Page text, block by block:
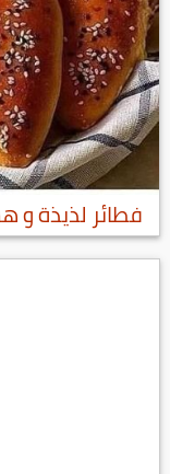
فطائر لذيذة و